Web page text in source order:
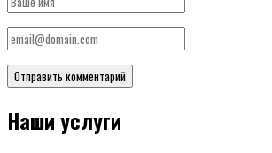
Наши услуги